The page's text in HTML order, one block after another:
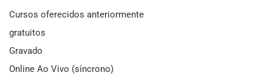
Cursos oferecidos anteriormente
gratuitos
Gravado
Online Ao Vivo (síncrono)